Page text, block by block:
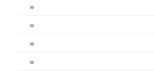
»
»
»
»